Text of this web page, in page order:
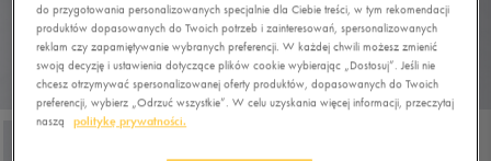
do przygotowania personalizowanych specjalnie dla Ciebie treści, w tym rekomendacji
produktów dopasowanych do Twoich potrzeb i zainteresowań, spersonalizowanych
reklam czy zapamiętywanie wybranych preferencji. W każdej chwili możesz zmienić
swoją decyzję i ustawienia dotyczące plików cookie wybierając „Dostosuj”. Jeśli nie
chcesz otrzymywać spersonalizowanej oferty produktów, dopasowanych do Twoich
preferencji, wybierz „Odrzuć wszystkie”. W celu uzyskania więcej informacji, przeczytaj
naszą
politykę prywatności.